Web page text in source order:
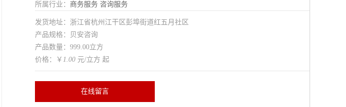
所属行业： 商务服务 咨询服务
发货地址：浙江省杭州江干区彭埠街道红五月社区
产品规格：贝安咨询
产品数量：999.00立方
价格：￥ 1.00 元/立方 起
在线留言